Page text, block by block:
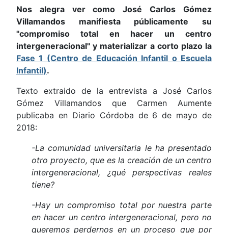
Nos alegra ver como José Carlos Gómez
Villamandos manifiesta públicamente su
"compromiso total en hacer un centro
intergeneracional" y materializar a corto plazo la
Fase 1 (Centro de Educación Infantil o Escuela
Infantil).
Texto extraido de la entrevista a José Carlos
Gómez Villamandos que Carmen Aumente
publicaba en Diario Córdoba de 6 de mayo de
2018:
-La comunidad universitaria le ha presentado
otro proyecto, que es la creación de un centro
intergeneracional, ¿qué perspectivas reales
tiene?
-Hay un compromiso total por nuestra parte
en hacer un centro intergeneracional, pero no
queremos perdernos en un proceso que por